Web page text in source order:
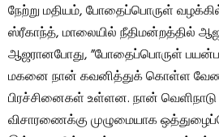
நேற்று மதியம், போதைப்பொருள்
ஸ்ரீகாந்த், மாலையில் நீதிமன்றத்தில்
ஆஜரானபோது, ​​”போதைப்பொருள்
மகனை நான் கவனித்துக் கொள்ள
பிரச்சினைகள் உள்ளன. நான்
விசாரணைக்கு முழுமையாக